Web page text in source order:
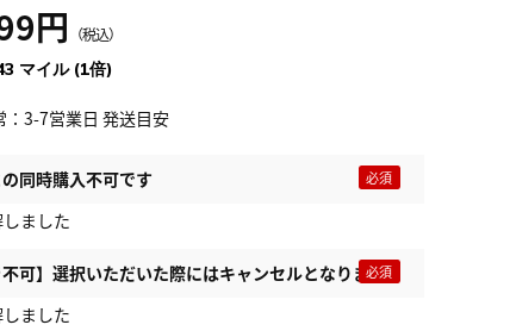
円 （税込）
マイル (1倍)
：3-7営業日 発送目安
同時購入不可です
ました
不可】選択いただいた際にはキャンセルとなります
ました